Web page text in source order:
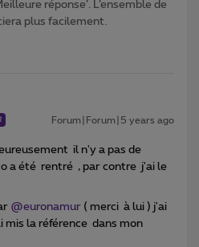
réponse’. L’ensemble de
plus facilement.
Forum|Forum|5 years ago
il n'y a pas de
a été rentré , par contre j'ai le
@euronamur ( merci à lui ) j'ai
la référence dans mon